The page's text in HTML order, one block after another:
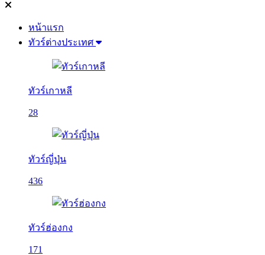
หน้าแรก
ทัวร์ต่างประเทศ
ทัวร์เกาหลี
28
ทัวร์ญี่ปุ่น
436
ทัวร์ฮ่องกง
171